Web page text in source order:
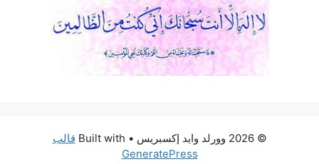
© 2026 وورلد وايد إكسبريس • Built with
قالب
GeneratePress